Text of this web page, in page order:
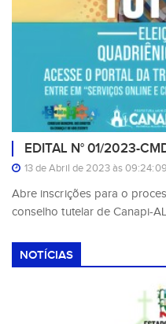
EDITAL N° 01/2023-
13 de Abril de 2023 às 09:24:09
Abre inscrições para o
conselho tutelar de Canapi-
NOTÍCIAS